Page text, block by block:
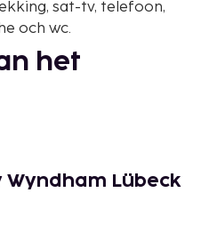
sat-tv, telefoon,
och wc.
het
gratis.
Wyndham Lübeck